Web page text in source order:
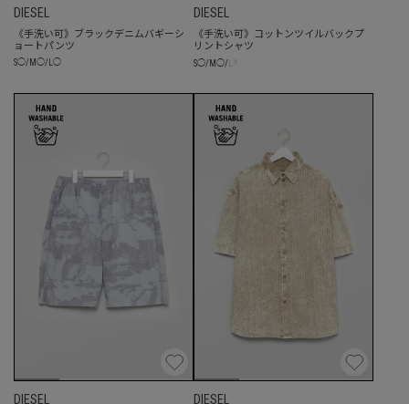
DIESEL
《手洗い可》ブラックデニムバギーシ
ョートパンツ
S◯/ M ◯/ ◯
DIESEL
《手洗い可》コットンツイルバックプ
リントシャツ
S◯/ M ◯/
DIESEL
DIESEL